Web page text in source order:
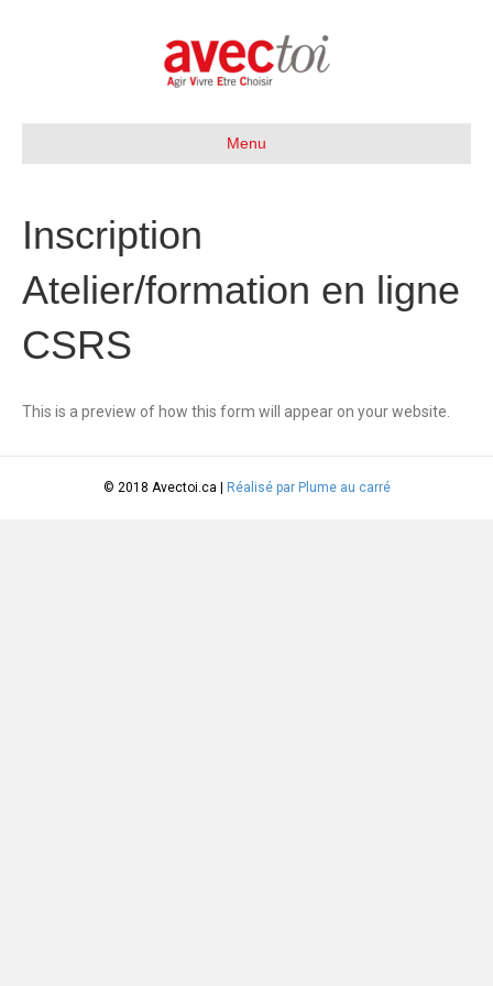
Menu
Inscription
Atelier/formation en ligne
CSRS
This is a preview of how this form will appear on your website.
© 2018 Avectoi.ca | Réalisé par Plume au carré